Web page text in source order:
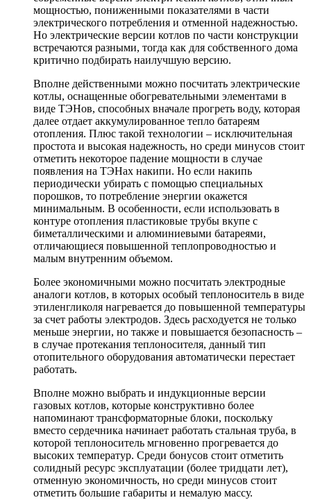
мощностью, пониженными показателями в части
электрического потребления и отменной надежностью.
Но электрические версии котлов по части конструкции
встречаются разными, тогда как для собственного дома
критично подбирать наилучшую версию.
Вполне действенными можно посчитать электрические
котлы, оснащенные обогревательными элементами в
виде ТЭНов, способных вначале прогреть воду, которая
далее отдает аккумулированное тепло батареям
отопления. Плюс такой технологии – исключительная
простота и высокая надежность, но среди минусов стоит
отметить некоторое падение мощности в случае
появления на ТЭНах накипи. Но если накипь
периодически убирать с помощью специальных
порошков, то потребление энергии окажется
минимальным. В особенности, если использовать в
контуре отопления пластиковые трубы вкупе с
биметаллическими и алюминиевыми батареями,
отличающиеся повышенной теплопроводностью и
малым внутренним объемом.
Более экономичными можно посчитать электродные
аналоги котлов, в которых особый теплоноситель в виде
этиленгликоля нагревается до повышенной температуры
за счет работы электродов. Здесь расходуется не только
меньше энергии, но также и повышается безопасность –
в случае протекания теплоносителя, данный тип
отопительного оборудования автоматически перестает
работать.
Вполне можно выбрать и индукционные версии
газовых котлов, которые конструктивно более
напоминают трансформаторные блоки, поскольку
вместо сердечника начинает работать стальная труба, в
которой теплоноситель мгновенно прогревается до
высоких температур. Среди бонусов стоит отметить
солидный ресурс эксплуатации (более тридцати лет),
отменную экономичность, но среди минусов стоит
отметить большие габариты и немалую массу.